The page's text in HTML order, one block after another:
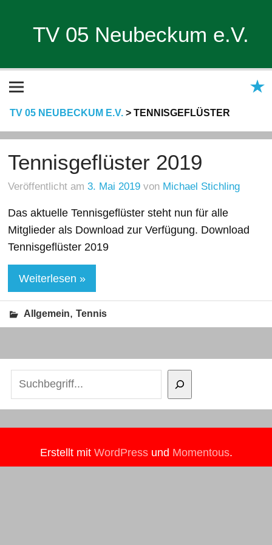
TV 05 Neubeckum e.V.
TV 05 NEUBECKUM E.V.> TENNISGEFLÜSTER
Tennisgeflüster 2019
Veröffentlicht am3. Mai 2019 von Michael Stichling
Das aktuelle Tennisgeflüster steht nun für alle
Mitglieder als Download zur Verfügung. Download
Tennisgeflüster 2019
Weiterlesen »
Allgemein,Tennis
Suchen
Erstellt mit WordPressund Momentous.